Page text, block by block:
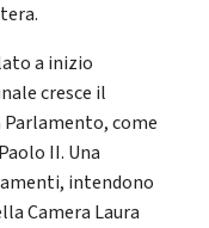
a inizio
cresce il
Parlamento, come
II. Una
intendono
Camera Laura